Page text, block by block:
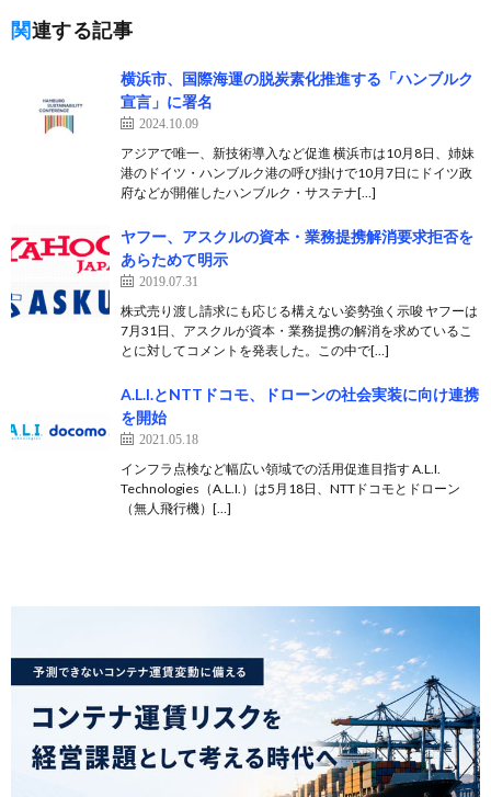
関連する記事
横浜市、国際海運の脱炭素化推進する「ハンブルク
宣言」に署名
2024.10.09
アジアで唯一、新技術導入など促進 横浜市は10月8日、姉妹
港のドイツ・ハンブルク港の呼び掛けで10月7日にドイツ政
府などが開催したハンブルク・サステナ[…]
ヤフー、アスクルの資本・業務提携解消要求拒否を
あらためて明示
2019.07.31
株式売り渡し請求にも応じる構えない姿勢強く示唆 ヤフーは
7月31日、アスクルが資本・業務提携の解消を求めているこ
とに対してコメントを発表した。この中で[…]
A.L.I.とNTTドコモ、ドローンの社会実装に向け連携
を開始
2021.05.18
インフラ点検など幅広い領域での活用促進目指す A.L.I.
Technologies（A.L.I.）は5月18日、NTTドコモとドローン
（無人飛行機）[…]